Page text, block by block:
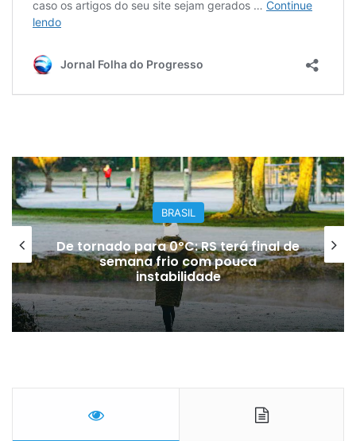
BRASIL
De tornado para 0ºC: RS terá final de
semana frio com pouca
instabilidade